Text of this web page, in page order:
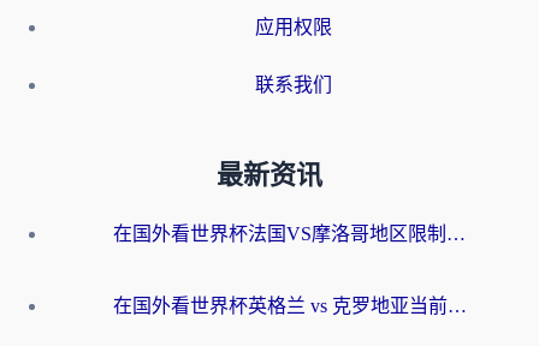
应用权限
联系我们
最新资讯
在国外看世界杯法国VS摩洛哥地区限制？这篇指南让你流畅看中文解说无压力
在国外看世界杯英格兰 vs 克罗地亚当前地区不可播放？这篇指南帮你搞定所有海外观赛难题